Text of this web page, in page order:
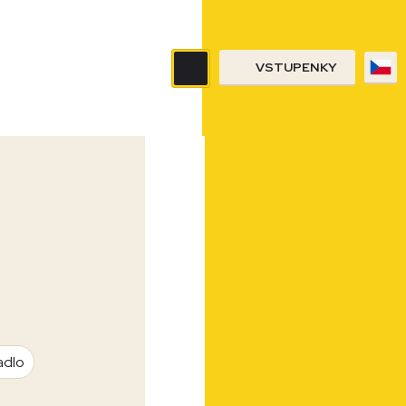
VSTUPENKY